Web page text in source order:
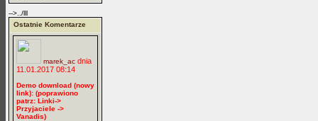
-->../lll
Ostatnie Komentarze
marek_ac dnia
11.01.2017 08:14
Demo download (nowy
link): (poprawiono
patrz: Linki->
Przyjaciele ->
Vanadis)